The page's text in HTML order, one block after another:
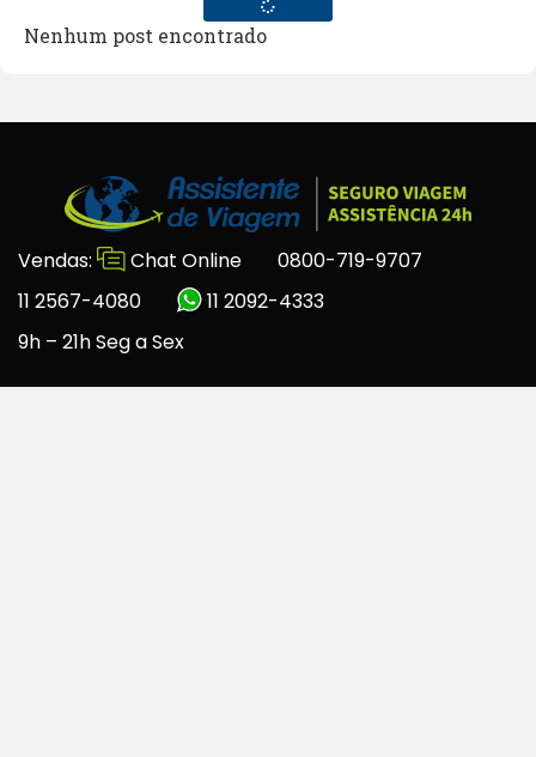
Nenhum post encontrado
Vendas: Chat Online
0800-719-9707
11 2567-4080
11 2092-4333
9h – 21h Seg a Sex